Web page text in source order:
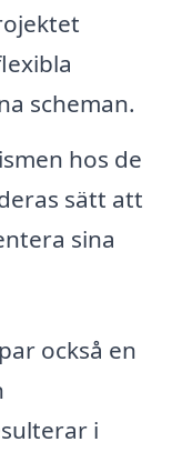
scheman.
hos de
sätt att
sina
också en
i